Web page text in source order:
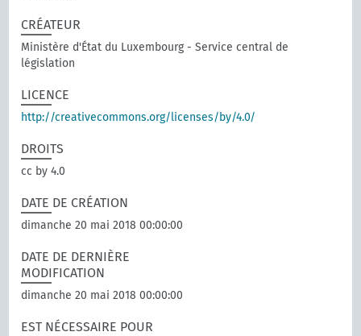
CRÉATEUR
Ministère d'État du Luxembourg - Service central de
législation
LICENCE
http://creativecommons.org/licenses/by/4.0/
DROITS
cc by 4.0
DATE DE CRÉATION
dimanche 20 mai 2018 00:00:00
DATE DE DERNIÈRE
MODIFICATION
dimanche 20 mai 2018 00:00:00
EST NÉCESSAIRE POUR